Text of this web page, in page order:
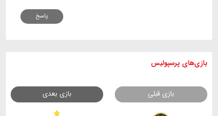
پاسخ
بازی های پرسپولیس
بازی قبلی بازی بعدی